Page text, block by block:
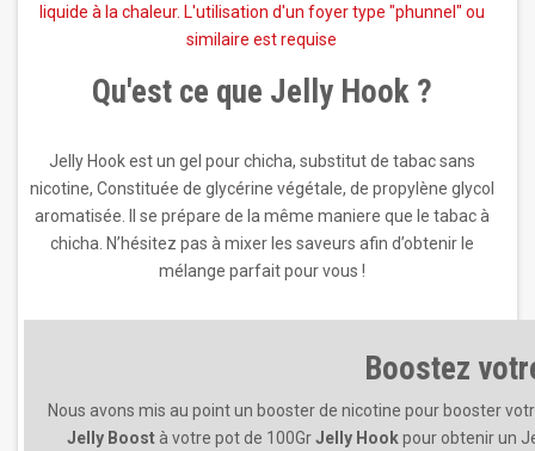
liquide à la chaleur. L'utilisation d'un foyer type "phunnel" ou
similaire est requise
Qu'est ce que Jelly Hook ?
Jelly Hook est un gel pour chicha, substitut de tabac sans
nicotine, Constituée de glycérine végétale, de propylène glycol
aromatisée. Il se prépare de la même maniere que le tabac à
chicha. N’hésitez pas à mixer les saveurs afin d’obtenir le
mélange parfait pour vous !
Boostez
Nous avons mis au point un booster de nicotine pour booster
Jelly Boost à votre pot de 100GrJelly Hookpour obtenir un